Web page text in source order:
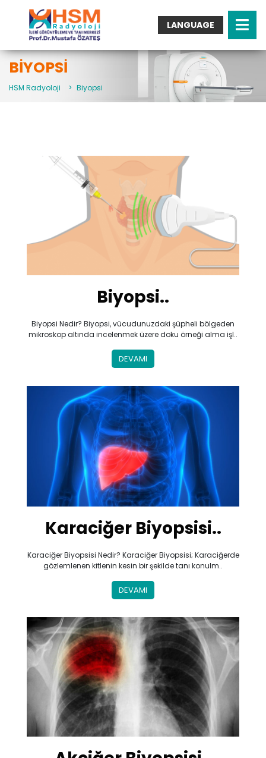
LANGUAGE
Turkish
English
Arabic
German
Bulgarian
BIYOPSI
HSM Radyoloji > Biyopsi
Biyopsi..
Biyopsi Nedir? Biyopsi, vücudunuzdaki şüpheli bölgeden
mikroskop altında incelenmek üzere doku örneği alma işl..
DEVAMI
Karaciğer Biyopsisi..
Karaciğer Biyopsisi Nedir? Karaciğer Biyopsisi; Karaciğerde
gözlemlenen kitlenin kesin bir şekilde tanı konulm..
DEVAMI